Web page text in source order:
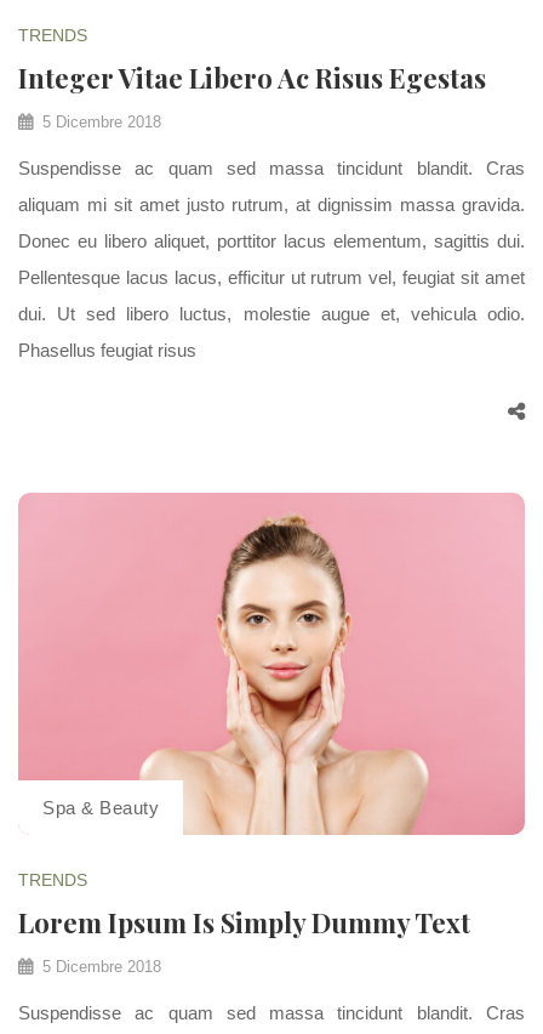
TRENDS
Integer Vitae Libero Ac Risus Egestas
5 Dicembre 2018
Suspendisse ac quam sed massa tincidunt blandit. Cras
aliquam mi sit amet justo rutrum, at dignissim massa gravida.
Donec eu libero aliquet, porttitor lacus elementum, sagittis dui.
Pellentesque lacus lacus, efficitur ut rutrum vel, feugiat sit amet
dui. Ut sed libero luctus, molestie augue et, vehicula odio.
Phasellus feugiat risus
Spa & Beauty
TRENDS
Lorem Ipsum Is Simply Dummy Text
5 Dicembre 2018
Suspendisse ac quam sed massa tincidunt blandit. Cras